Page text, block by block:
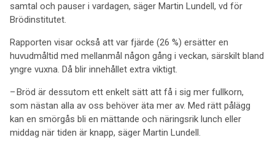
samtal och pauser i vardagen, säger Martin Lundell, vd för
Brödinstitutet.
Rapporten visar också att var fjärde (26 %) ersätter en
huvudmåltid med mellanmål någon gång i veckan, särskilt bland
yngre vuxna. Då blir innehållet extra viktigt.
– Bröd är dessutom ett enkelt sätt att få i sig mer fullkorn,
som nästan alla av oss behöver äta mer av. Med rätt pålägg
kan en smörgås bli en mättande och näringsrik lunch eller
middag när tiden är knapp, säger Martin Lundell.